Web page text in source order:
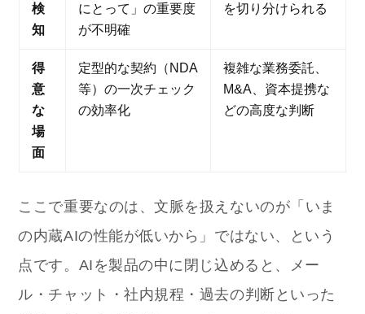
検
知
にとって」の重要度
が不明確
を切り分けられる
得
意
な
場
面
定型的な契約（NDA
等）の一次チェック
の効率化
複雑な業務委託、
M&A、資本提携な
どの高度な判断
ここで重要なのは、文脈を扱えないのが「いま
の内蔵AIの性能が低いから」ではない、という
点です。AIを製品の中に閉じ込めると、メー
ル・チャット・社内規程・過去の判断といった